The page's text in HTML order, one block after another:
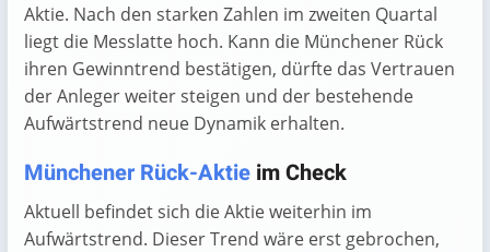
Aktie. Nach den starken Zahlen im zweiten Quartal
liegt die Messlatte hoch. Kann die Münchener Rück
ihren Gewinntrend bestätigen, dürfte das Vertrauen
der Anleger weiter steigen und der bestehende
Aufwärtstrend neue Dynamik erhalten.
Münchener Rück-Aktie im Check
Aktuell befindet sich die Aktie weiterhin im
Aufwärtstrend. Dieser Trend wäre erst gebrochen,